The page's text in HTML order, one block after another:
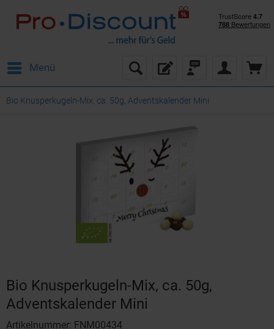
Menü
Bio Knusperkugeln-Mix, ca. 50g, Adventskalender Mini
Bio Knusperkugeln-Mix, ca. 50g,
Adventskalender Mini
Artikelnummer: FNM00434